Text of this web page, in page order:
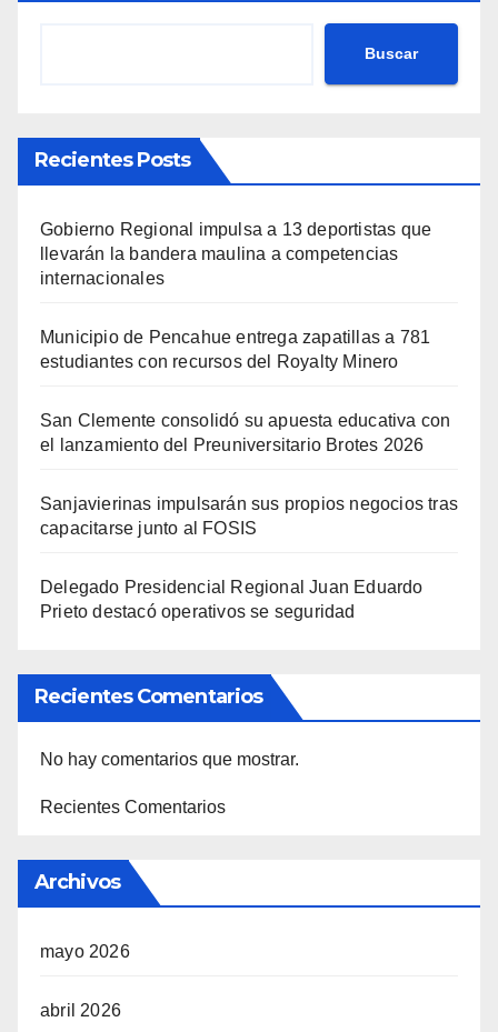
Buscar
Recientes Posts
Gobierno Regional impulsa a 13 deportistas que
llevarán la bandera maulina a competencias
internacionales
Municipio de Pencahue entrega zapatillas a 781
estudiantes con recursos del Royalty Minero
San Clemente consolidó su apuesta educativa con
el lanzamiento del Preuniversitario Brotes 2026
Sanjavierinas impulsarán sus propios negocios tras
capacitarse junto al FOSIS
Delegado Presidencial Regional Juan Eduardo
Prieto destacó operativos se seguridad
Recientes Comentarios
No hay comentarios que mostrar.
Recientes Comentarios
Archivos
mayo 2026
abril 2026